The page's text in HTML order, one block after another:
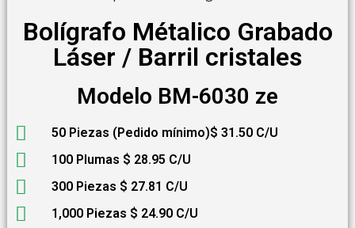
Bolígrafo Métalico Grabado
Láser / Barril cristales
Modelo BM-6030 ze
50 Piezas (Pedido mínimo)$ 31.50 C/U
100 Plumas $ 28.95 C/U
300 Piezas $ 27.81 C/U
1,000 Piezas $ 24.90 C/U